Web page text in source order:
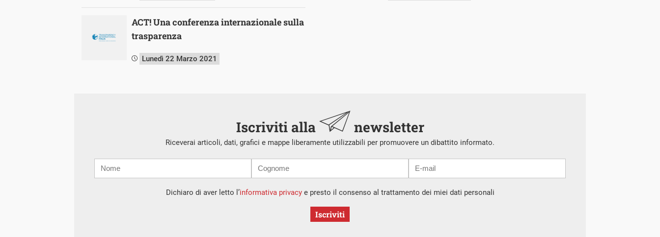
ACT! Una conferenza internazionale sulla
trasparenza
Lunedì 22 Marzo 2021
Iscriviti alla newsletter
Riceverai articoli, dati, grafici e mappe liberamente utilizzabili per promuovere un dibattito informato.
mail
Dichiaro di aver letto l’informativa privacye presto il consenso al trattamento dei miei dati personali
Iscriviti